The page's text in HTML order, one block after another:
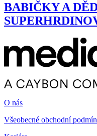
BABIČKY A
O nás
Všeobecné obchodní